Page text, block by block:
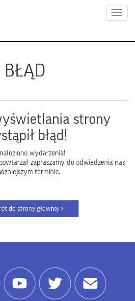
Menu
BŁĄD
strony
błąd!
wydarzenia!
zapraszamy do odwiedzenia nas
terminie.